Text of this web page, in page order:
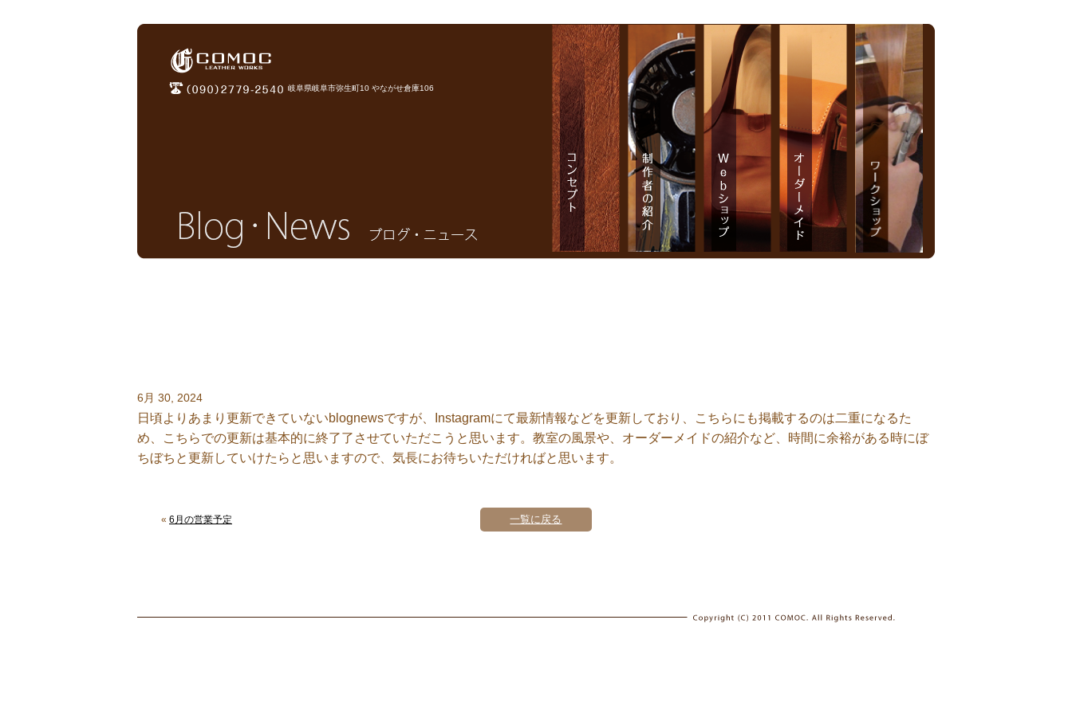
岐阜県岐阜市弥生町10 やながせ倉庫106
6月 30, 2024
日頃よりあまり更新できていないblognewsですが、Instagramにて最新情報などを更新しており、こちらにも掲載するのは二重になるた
め、こちらでの更新は基本的に終了了させていただこうと思います。教室の風景や、オーダーメイドの紹介など、時間に余裕がある時にぼ
ちぼちと更新していけたらと思いますので、気長にお待ちいただければと思います。
« 6月の営業予定 一覧に戻る